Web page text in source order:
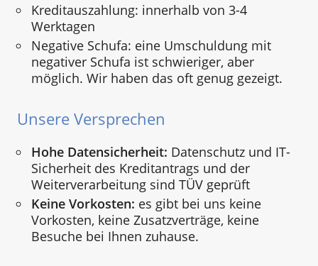
Kreditauszahlung: innerhalb von 3-4
Werktagen
Negative Schufa: eine Umschuldung mit
negativer Schufa ist schwieriger, aber
möglich. Wir haben das oft genug gezeigt.
Unsere Versprechen
Hohe Datensicherheit: Datenschutz und IT-
Sicherheit des Kreditantrags und der
Weiterverarbeitung sind TÜV geprüft
Keine Vorkosten: es gibt bei uns keine
Vorkosten, keine Zusatzverträge, keine
Besuche bei Ihnen zuhause.